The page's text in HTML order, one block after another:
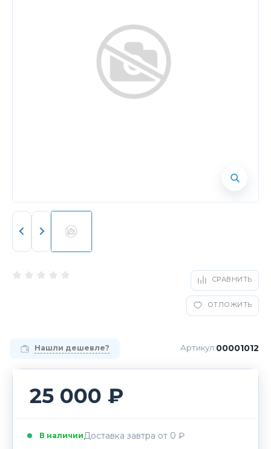
СРАВНИТЬ
ОТЛОЖИТЬ
Артикул:00001012
Нашли дешевле?
25 000 ₽
В наличииДоставка завтра от 0 ₽